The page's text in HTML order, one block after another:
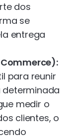
dos
se
entrega
para reunir
determinada
medir o
clientes, o